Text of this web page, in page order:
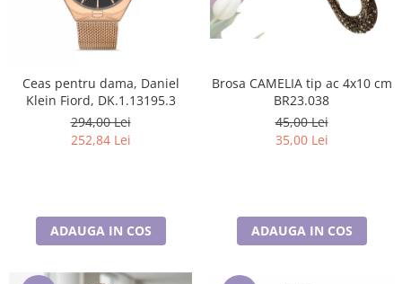
Ceas pentru dama, Daniel
Klein Fiord, DK.1.13195.3
294,00 Lei
252,84 Lei
ADAUGA IN COS
Brosa CAMELIA tip ac 4x10 cm
BR23.038
45,00 Lei
35,00 Lei
ADAUGA IN COS